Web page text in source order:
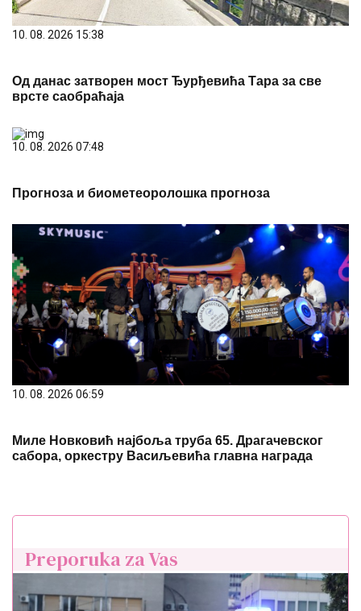
10. 08. 2026 15:38
Од данас затворен мост Ђурђевића Тара за све
врсте саобраћаја
10. 08. 2026 07:48
Прогноза и биометеоролошка прогноза
10. 08. 2026 06:59
Миле Новковић најбоља труба 65. Драгачевског
сабора, оркестру Васиљевића главна награда
Preporuka za Vas